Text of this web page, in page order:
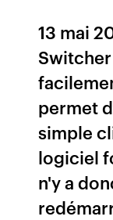
13 mai
permet
simple
logiciel
n'y a